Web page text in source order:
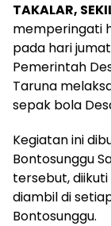
TAKALAR,
memperingati
pada hari
Pemerintah
Taruna
sepak bola
Kegiatan ini
Bontosunggu
tersebut,
diambil di
Bontosunggu.